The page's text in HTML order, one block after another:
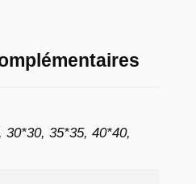
,
7
€
30*30, 35*35, 40*40,